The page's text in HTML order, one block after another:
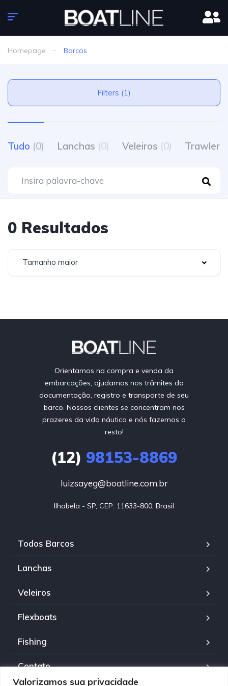
Valorizamos sua privacidade
Homepage Barcos
Filters (1)
Tudo (0) Lanchas (0) Veleiros (0) Trawlers
0 Resultados
Tamanho maior
Orientamos na compra e venda da
embarcações, ajudamos nos trâmites da
documentação, registro e transporte de seu
barco. Nossos clientes se concentram nos
prazeres da vida náutica e nós fazemos o
resto!
(12) 98153-8869
luizsayeg@boatline.com.br
Ilhabela - SP, CEP: 11633-800, Brasil
Todos Barcos
Lanchas
Veleiros
Flexboats
Fishing
Contato